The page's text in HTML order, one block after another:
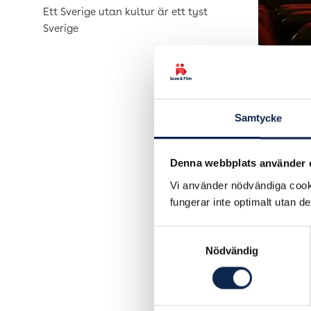
Samtycke
Denna webbplats använder
Vi använder nödvändiga
fungerar inte optimalt utan
Nödvändig
Ett Sverige utan kultur är ett tyst
Sverige
– Det
För
som kan
när
– Men
befinner